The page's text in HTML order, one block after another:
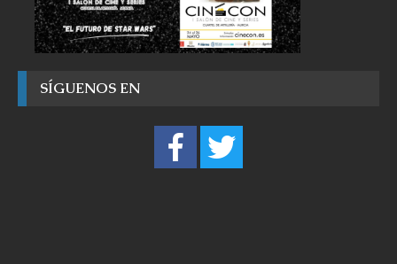
SÍGUENOS EN